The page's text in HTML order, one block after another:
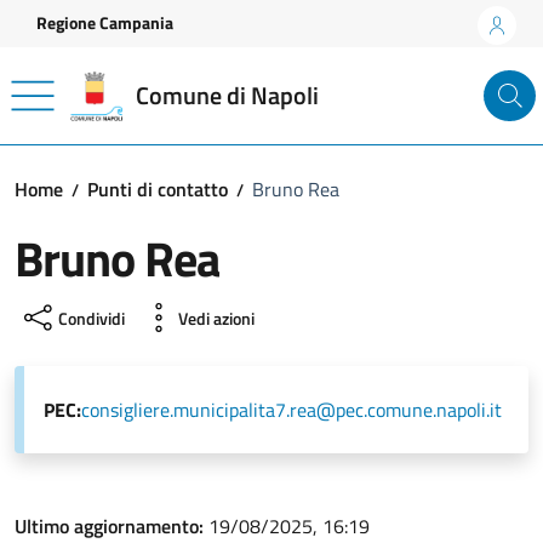
Vai ai contenuti
Vai al footer
Regione Campania
Comune di Napoli
Home Punti di contatto Bruno Rea
Bruno Rea
Condividi Vedi azioni
PEC:consigliere.municipalita7.rea@pec.comune.napoli.it
Ultimo aggiornamento: 19/08/2025, 16:19